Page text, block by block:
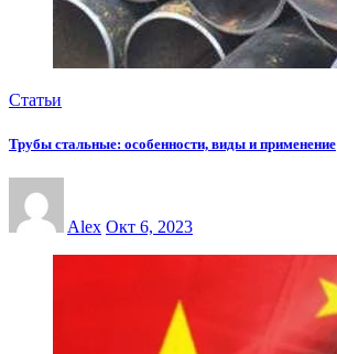
Статьи
Трубы стальные: особенности, виды и применение
Alex Окт 6, 2023